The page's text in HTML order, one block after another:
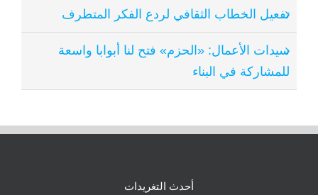
تفعيل الخطاب الثقافي لردع الفكر المتطرف
سيدات الأعمال: «الحزم» فتح لنا أبوابا واسعة
للمشاركة في البناء
أحدث التغريدات